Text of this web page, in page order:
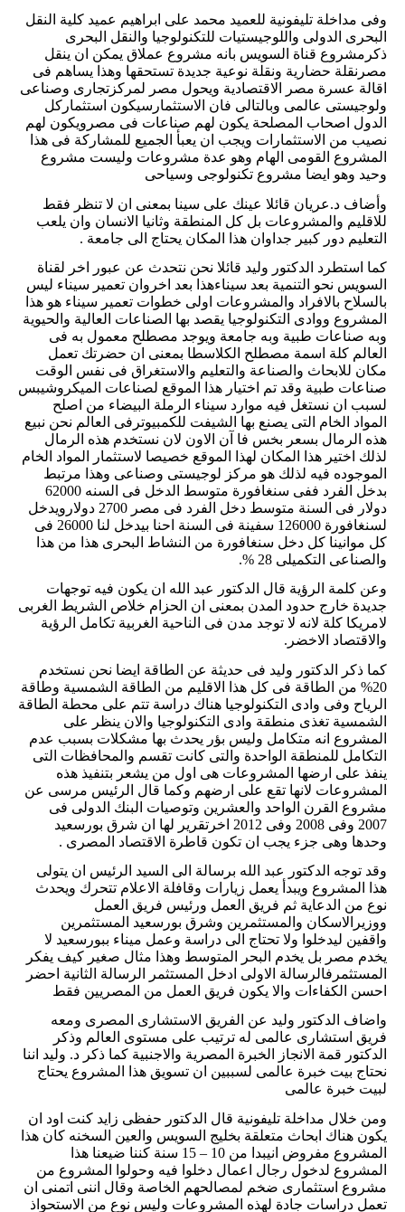
وفى مداخلة تليفونية للعميد محمد على ابراهيم عميد كلية النقل
البحرى الدولى واللوجيستيات للتكنولوجيا والنقل البحرى
ذكرمشروع قناة السويس بانه مشروع عملاق يمكن ان ينقل
مصرنقلة حضارية ونقلة نوعية جديدة تستحقها وهذا يساهم فى
اقالة عسرة مصر الاقتصادية ويحول مصر لمركزتجارى وصناعى
ولوجيستى عالمى وبالتالى فان الاستثمارسيكون استثماركل
الدول اصحاب المصلحة يكون لهم صناعات فى مصرويكون لهم
نصيب من الاستثمارات ويجب ان يعبأ الجميع للمشاركة فى هذا
المشروع القومى الهام وهو عدة مشروعات وليست مشروع
وحيد وهو ايضا مشروع تكنولوجى وسياحى
وأضاف د.عريان قائلا عينك على سينا بمعنى ان لا تنظر فقط
للاقليم والمشروعات بل كل المنطقة وثانيا الانسان وان يلعب
التعليم دور كبير جداوان هذا المكان يحتاج الى جامعة .
كما استطرد الدكتور وليد قائلا نحن نتحدث عن عبور اخر لقناة
السويس نحو التنمية بعد سيناءهذا بعد اخروان تعمير سيناء ليس
بالسلاح بالافراد والمشروعات اولى خطوات تعمير سيناء هو هذا
المشروع ووادى التكنولوجيا يقصد بها الصناعات العالية والحيوية
وبه صناعات طبية وبه جامعة ويوجد مصطلح معمول به فى
العالم كلة اسمة مصطلح الكلاسطا بمعنى ان حضرتك تعمل
مكان للابحاث والصناعة والتعليم والاستغراق فى نفس الوقت
صناعات طبية وقد تم اختيار هذا الموقع لصناعات الميكروشيبس
لسبب ان نستغل فيه موارد سيناء الرملة البيضاء من اصلح
المواد الخام التى يصنع بها الشيفت للكمبيوترفى العالم نحن نبيع
هذه الرمال بسعر بخس فا آن الاون لان نستخدم هذه الرمال
لذلك اختير هذا المكان لهذا الموقع خصيصا لاستثمار المواد الخام
الموجوده فيه لذلك هو مركز لوجيستى وصناعى وهذا مرتبط
بدخل الفرد ففى سنغافورة متوسط الدخل فى السنه 62000
دولار فى السنة متوسط دخل الفرد فى مصر 2700 دولارويدخل
لسنغافورة 126000 سفينة فى السنة احنا بيدخل لنا 26000 فى
كل موانينا كل دخل سنغافورة من النشاط البحرى هذا من هذا
والصناعى التكميلى 28 %.
وعن كلمة الرؤية قال الدكتور عبد الله ان يكون فيه توجهات
جديدة خارج حدود المدن بمعنى ان الحزام خلاص الشريط الغربى
لامريكا كلة لانه لا توجد مدن فى الناحية الغربية تكامل الرؤية
والاقتصاد الاخضر.
كما ذكر الدكتور وليد فى حديثة عن الطاقة ايضا نحن نستخدم
20% من الطاقة فى كل هذا الاقليم من الطاقة الشمسية وطاقة
الرياح وفى وادى التكنولوجيا هناك دراسة تتم على محطة الطاقة
الشمسية تغذى منطقة وادى التكنولوجيا والان ينظر على
المشروع انه متكامل وليس بؤر يحدث بها مشكلات بسبب عدم
التكامل للمنطقة الواحدة والتى كانت تقسم والمحافظات التى
ينفذ على ارضها المشروعات هى اول من يشعر بتنفيذ هذه
المشروعات لانها تقع على ارضهم وكما قال الرئيس مرسى عن
مشروع القرن الواحد والعشرين وتوصيات البنك الدولى فى
2007 وفى 2008 وفى 2012 اخرتقرير لها ان شرق بورسعيد
وحدها وهى جزء يجب ان تكون قاطرة الاقتصاد المصرى .
وقد توجه الدكتور عبد الله برسالة الى السيد الرئيس ان يتولى
هذا المشروع ويبدأ يعمل زيارات وقافلة الاعلام تتحرك ويحدث
نوع من الدعاية ثم فريق العمل ورئيس فريق العمل
ووزيرالاسكان والمستثمرين وشرق بورسعيد المستثمرين
واقفين ليدخلوا ولا تحتاج الى دراسة وعمل ميناء ببورسعيد لا
يخدم مصر بل يخدم البحر المتوسط وهذا مثال صغير كيف يفكر
المستثمرفالرسالة الاولى ادخل المستثمر الرسالة الثانية احضر
احسن الكفاءات والا يكون فريق العمل من المصريين فقط
واضاف الدكتور وليد عن الفريق الاستشارى المصرى ومعه
فريق استشارى عالمى له ترتيب على مستوى العالم وذكر
الدكتور قمة الانجاز الخبرة المصرية والاجنبية كما ذكر د. وليد اننا
نحتاج بيت خبرة عالمى لسببين ان تسويق هذا المشروع يحتاج
لبيت خبرة عالمى
ومن خلال مداخلة تليفونية قال الدكتور حفظى زايد كنت اود ان
يكون هناك ابحاث متعلقة بخليج السويس والعين السخنه كان هذا
المشروع مفروض انيبدا من 10 – 15 سنة كننا ضيعنا هذا
المشروع لدخول رجال اعمال دخلوا فيه وحولوا المشروع من
مشروع استثمارى ضخم لمصالحهم الخاصة وقال اننى اتمنى ان
تعمل دراسات جادة لهذه المشروعات وليس نوع من الاستحواذ